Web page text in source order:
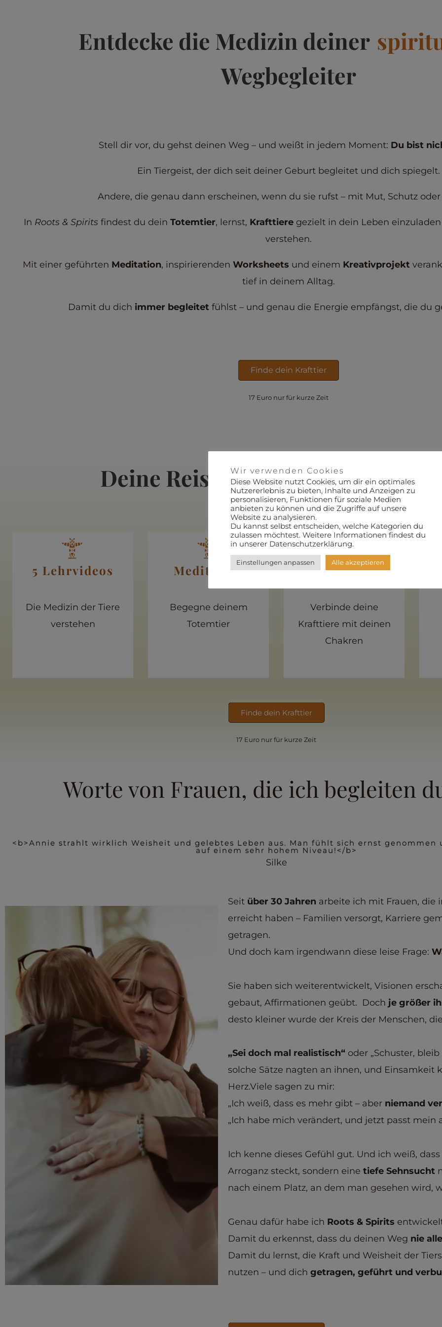
Entdecke die Medizin deiner
Wegbegleiter
Stell dir vor, du gehst deinen Weg – und weißt in jedem Moment: Du bist
Ein Tiergeist, der dich seit deiner Geburt begleitet und dich spiegelt.
Andere, die genau dann erscheinen, wenn du sie rufst – mit Mut, Schutz
In Roots & Spiritsfindest du dein Totemtier, lernst, Krafttieregezielt in dein Leben
verstehen.
Mit einer geführten Meditation, inspirierenden Worksheets und einem Kreativprojekt
tief in deinem Alltag.
Damit du dich immer begleitet fühlst – und genau die Energie empfängst, die du
Finde dein Krafttier
17 Euro nur für kurze Zeit
Deine Reise mit„Roots & Spirits“
5 Lehrvideos
Die Medizin der Tiere
verstehen
Meditation
Begegne deinem
Totemtier
6 Worksheets
Verbinde deine
Krafttiere mit deinen
Chakren
Finde dein Krafttier
17 Euro nur für kurze Zeit
Worte von Frauen, die ich begleiten
<b>Einfach nur DANKE liebe Annie. Ich bin so dankbar für all die wertvollen Themen, die
lassen. </b>
Sandra
Seit über 30 Jahrenarbeite ich mit Frauen, die
erreicht haben – Familien versorgt, Karriere
getragen.
Und doch kam irgendwann diese leise Frage:
Sie haben sich weiterentwickelt, Visionen
gebaut, Affirmationen geübt. Doch je größer
desto kleiner wurde der Kreis der Menschen,
„Sei doch mal realistisch“oder „Schuster,
solche Sätze nagten an ihnen, und Einsamkeit
Herz.Viele sagen zu mir:
„Ich weiß, dass es mehr gibt – aber niemand
„Ich habe mich verändert, und jetzt passt mein
Ich kenne dieses Gefühl gut. Und ich weiß,
Arroganz steckt, sondern eine tiefe Sehnsucht
nach einem Platz, an dem man gesehen wird,
Genau dafür habe ich Roots & Spirits
Damit du erkennst, dass du deinen Weg nie
Damit du lernst, die Kraft und Weisheit der
nutzen – und dich getragen, geführt und
Wir verwenden Cookies
Diese Website nutzt Cookies, um dir ein optimales
Nutzererlebnis zu bieten, Inhalte und Anzeigen zu
personalisieren, Funktionen für soziale Medien
anbieten zu können und die Zugriffe auf unsere
Website zu analysieren.
Du kannst selbst entscheiden, welche Kategorien du
zulassen möchtest. Weitere Informationen findest du
in unserer Datenschutzerklärung.
Einstellungen anpassen Alle akzeptieren